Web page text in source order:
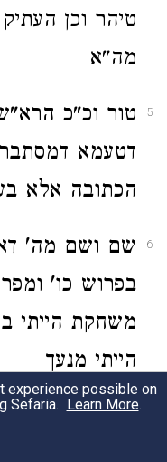
טיהר וכן
מה"א
5
טור וכ"כ
דטעמא
הכתובה אלא
6
שם ושם מה'
בפרוש כו'
משחקת הייתי
הייתי מנעך
כאוקימתא
experience possible on
Sefaria. Learn More.